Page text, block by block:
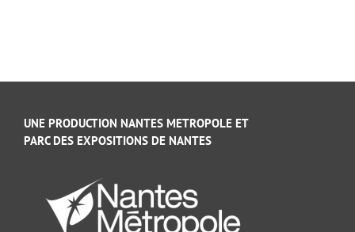
UNE PRODUCTION NANTES METROPOLE ET
PARC DES EXPOSITIONS DE NANTES